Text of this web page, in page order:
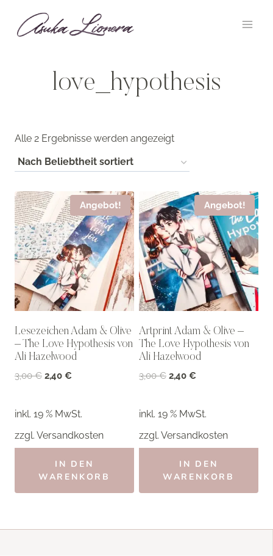
Inhalt
springen
love_hypothesis
Alle 2 Ergebnisse werden angezeigtNach
sortiert
Angebot!
Lesezeichen Adam & Olive
– The Love Hypothesis von
Ali Hazelwood
3,00€ Ursprünglicher
3,00 €
2,40 €
2,40 €.
inkl. 19 % MwSt.
zzgl. Versandkosten
IN DEN
WARENKORB
Angebot!
Artprint Adam & Olive –
The Love Hypothesis von
Ali Hazelwood
3,00€ Ursprünglicher
3,00 €
2,40 €
2,40 €.
inkl. 19 % MwSt.
zzgl. Versandkosten
IN DEN
WARENKORB